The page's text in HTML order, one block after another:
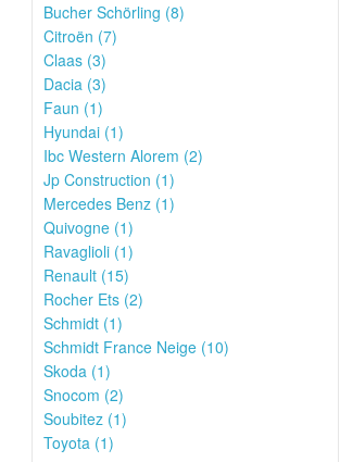
Bucher Schörling (8)
Citroën (7)
Claas (3)
Dacia (3)
Faun (1)
Hyundai (1)
Ibc Western Alorem (2)
Jp Construction (1)
Mercedes Benz (1)
Quivogne (1)
Ravaglioli (1)
Renault (15)
Rocher Ets (2)
Schmidt (1)
Schmidt France Neige (10)
Skoda (1)
Snocom (2)
Soubitez (1)
Toyota (1)